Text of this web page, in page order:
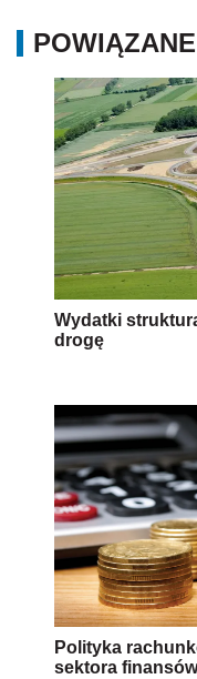
POWIĄZANE
Wydatki
drogę
Polityka
sektora